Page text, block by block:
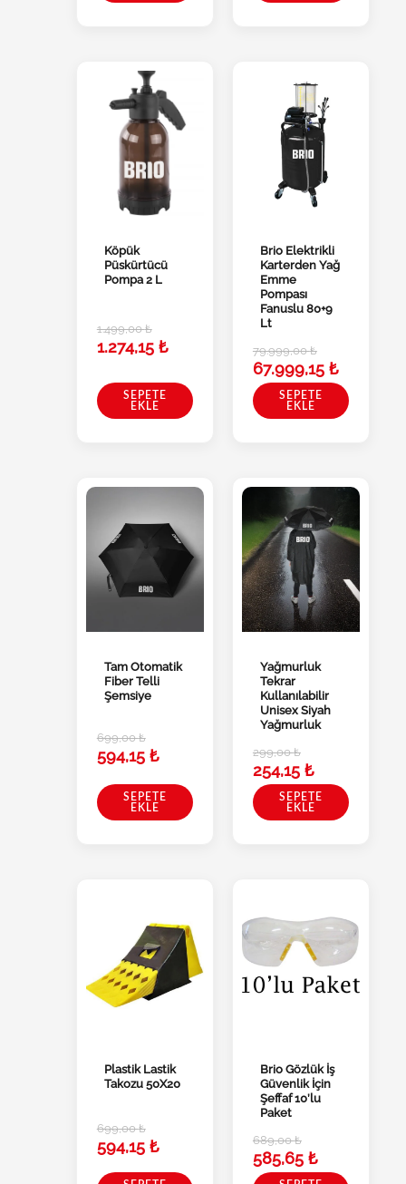
Köpük
Püskürtücü
Pompa 2 L
1.499,00₺
1.274,15 ₺
SEPETE
EKLE
Brio Elektrikli
Karterden Yağ
Emme
Pompası
Fanuslu 80+9
Lt
79.999,00₺
67.999,15 ₺
SEPETE
EKLE
Tam Otomatik
Fiber Telli
Şemsiye
699,00₺
594,15 ₺
SEPETE
EKLE
Yağmurluk
Tekrar
Kullanılabilir
Unisex Siyah
Yağmurluk
299,00₺
254,15 ₺
SEPETE
EKLE
Plastik Lastik
Takozu 50X20
699,00₺
594,15 ₺
Brio Gözlük İş
Güvenlik İçin
Şeffaf 10’lu
Paket
689,00₺
585,65 ₺